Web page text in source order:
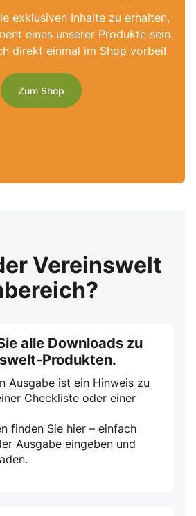
exklusiven Inhalte zu erhalten,
eines unserer Produkte sein.
direkt einmal im Shop vorbei!
Zum Shop
Vereinswelt
alle Downloads zu
Produkten.
Ausgabe ist ein Hinweis zu
Checkliste oder einer
finden Sie hier – einfach
Ausgabe eingeben und